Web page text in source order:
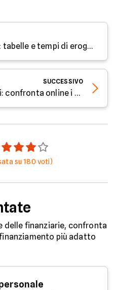
la banca può
credito, e nei casi più
legali come
sul patrimonio e
Prestiti INPDAP/INPS: tabelle e tempi di erogazione
SUCCESSIVO
Piccoli Prestiti Personali: confronta online i mini prestiti
su180 voti)
delle finanziarie, confronta
più adatto